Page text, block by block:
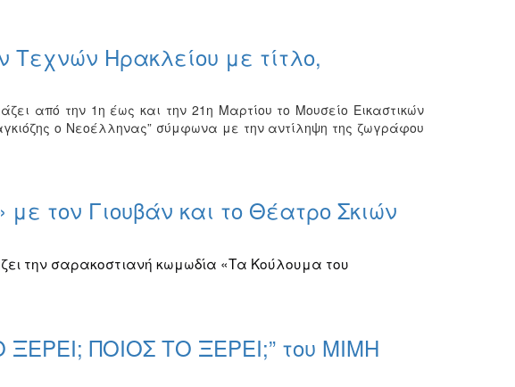
Τεχνών Ηρακλείου με τίτλο,
από την 1η έως και την 21η Μαρτίου το Μουσείο Εικαστικών
ο Νεοέλληνας” σύμφωνα με την αντίληψη της ζωγράφου
τον Γιουβάν και το Θέατρο Σκιών
την σαρακοστιανή κωμωδία «Τα Κούλουμα του
ΞΕΡΕΙ; ΠΟΙΟΣ ΤΟ ΞΕΡΕΙ;” του ΜΙΜΗ